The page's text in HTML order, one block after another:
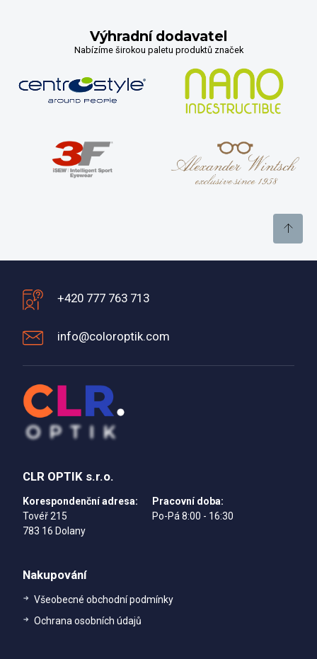
Výhradní dodavatel
Nabízíme širokou paletu produktů značek
+420 777 763 713
info@coloroptik.com
CLR OPTIK s.r.o.
Korespondenční adresa:
Tovéř 215
783 16 Dolany
Pracovní doba:
Po-Pá 8:00 - 16:30
Nakupování
Všeobecné obchodní podmínky
Ochrana osobních údajů